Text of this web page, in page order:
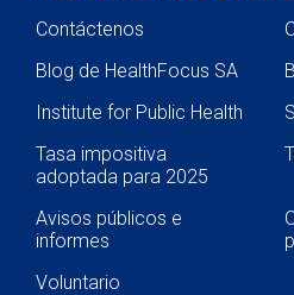
Contáctenos
Blog de HealthFocus SA
Institute for Public Health
Tasa impositiva
adoptada para 2025
Avisos públicos e
informes
Voluntario